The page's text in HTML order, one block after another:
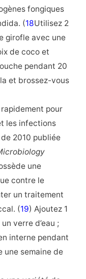
fongiques
(18Utilisez 2
girofle avec une
de coco et
pendant 20
et brossez-vous
rapidement pour
les infections
2010 publiée
une
contre le
un traitement
(19) Ajoutez 1
verre d’eau ;
interne pendant
une semaine de